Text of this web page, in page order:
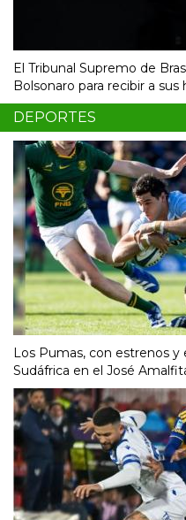
El Tribunal Supremo de
Bolsonaro para recibir a
DEPORTES
Los Pumas, con estrenos
Sudáfrica en el José